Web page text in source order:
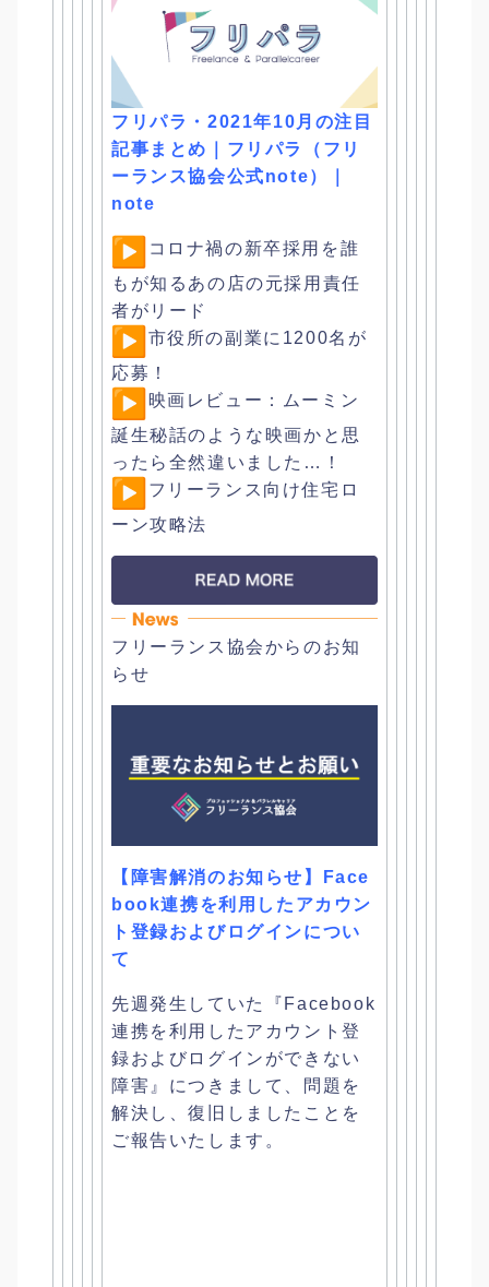
フリパラ・2021年10月の注目
記事まとめ｜フリパラ（ フリ
ーランス協会公式note）｜
note
コロナ禍の新卒採用を誰
もが知るあの店の元採用責任
者がリード
︎市役所の副業に1200名が
応募！
︎映画レビュー：
ムーミン
誕生秘話のような映画かと思
ったら全然違いました…！
︎フリーランス向け住宅ロ
ーン攻略法
フリーランス協会からのお知
らせ
【障害解消のお知らせ】
Face
book連携を利用したアカウン
ト登録およびログインについ
て
先週発生していた『 Facebook
連携を利用したアカウント登
録およびログインができない
障害』につきまして、問題を
解決し、復旧しましたことを
ご報告いたします。